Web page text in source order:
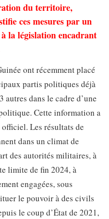
du territoire,
ces mesures par un
la législation encadrant
ont récemment placé
partis politiques déjà
dans le cadre d’une
Cette information a
Les résultats de
dans un climat de
des autorités militaires, à
limite de fin 2024, à
engagées, sous
le pouvoir à des civils
le coup d’État de 2021,